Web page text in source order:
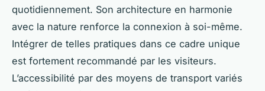
quotidiennement. Son architecture en harmonie
avec la nature renforce la connexion à soi-même.
Intégrer de telles pratiques dans ce cadre unique
est fortement recommandé par les visiteurs.
L’accessibilité par des moyens de transport variés